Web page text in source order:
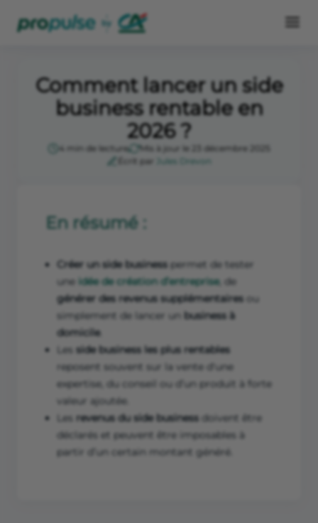
Comment lancer un side
business rentable en
2026 ?
4 min de lecture
Mis à jour le 23 décembre 2025
Écrit par
Jules Drevon
En résumé :
Créer un side business permet de tester
une idée de création d’entreprise, de
générer des revenus supplémentaires ou
simplement de lancer un business à
domicile.
Les side business les plus rentables
reposent souvent sur la vente d'une
expertise, du conseil ou d’un produit à forte
valeur ajoutée.
Les revenus du side business doivent être
déclarés et peuvent être imposables à
partir d’un certain montant généré.